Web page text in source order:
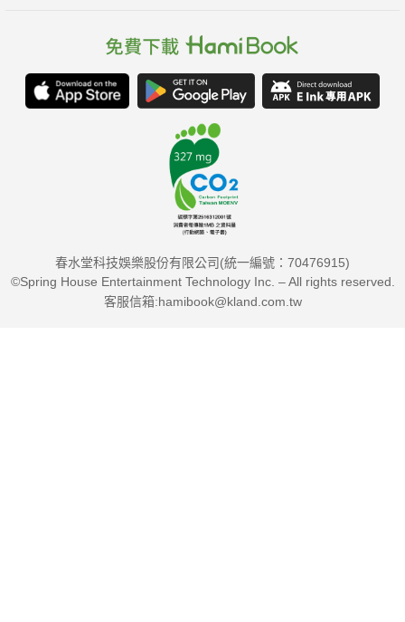
春水堂科技娛樂股份有限公司(統一編號：70476915)
©Spring House Entertainment Technology Inc. – All rights reserved.
客服信箱:hamibook@kland.com.tw